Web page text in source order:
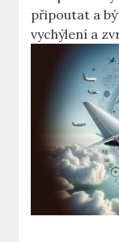
připoutat a
vychýlení​ a